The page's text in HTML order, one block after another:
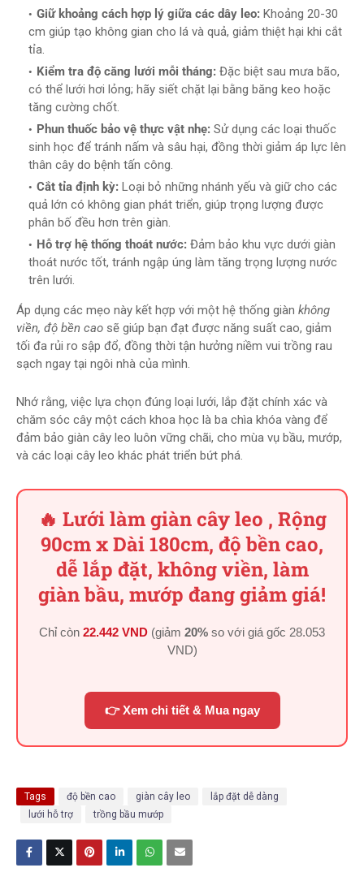
Giữ khoảng cách hợp lý giữa các dây leo: Khoảng 20-30
cm giúp tạo không gian cho lá và quả, giảm thiệt hại khi cắt
tỉa.
Kiểm tra độ căng lưới mỗi tháng: Đặc biệt sau mưa bão,
có thể lưới hơi lỏng; hãy siết chặt lại bằng băng keo hoặc
tăng cường chốt.
Phun thuốc bảo vệ thực vật nhẹ: Sử dụng các loại thuốc
sinh học để tránh nấm và sâu hại, đồng thời giảm áp lực lên
thân cây do bệnh tấn công.
Cắt tỉa định kỳ: Loại bỏ những nhánh yếu và giữ cho các
quả lớn có không gian phát triển, giúp trọng lượng được
phân bố đều hơn trên giàn.
Hỗ trợ hệ thống thoát nước: Đảm bảo khu vực dưới giàn
thoát nước tốt, tránh ngập úng làm tăng trọng lượng nước
trên lưới.
Áp dụng các mẹo này kết hợp với một hệ thống giàn không
viền, độ bền cao sẽ giúp bạn đạt được năng suất cao, giảm
tối đa rủi ro sập đổ, đồng thời tận hưởng niềm vui trồng rau
sạch ngay tại ngôi nhà của mình.
Nhớ rằng, việc lựa chọn đúng loại lưới, lắp đặt chính xác và
chăm sóc cây một cách khoa học là ba chìa khóa vàng để
đảm bảo giàn cây leo luôn vững chãi, cho mùa vụ bầu, mướp,
và các loại cây leo khác phát triển bứt phá.
🔥 Lưới làm giàn cây leo , Rộng
90cm x Dài 180cm, độ bền cao,
dễ lắp đặt, không viền, làm
giàn bầu, mướp đang giảm giá!
Chỉ còn 22.442 VND (giảm 20% so với giá gốc 28.053
VND)
👉 Xem chi tiết & Mua ngay
Tags độ bền cao giàn cây leo
lắp đặt dễ dàng
lưới hỗ trợ
trồng bầu mướp